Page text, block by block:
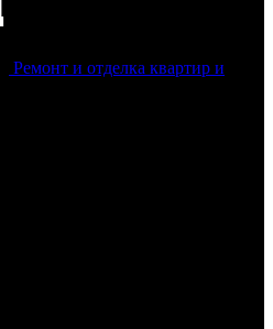
Ремонт и отделка квартир и